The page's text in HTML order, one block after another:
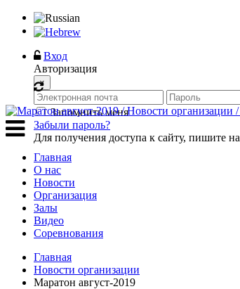
Вход
Авторизация
×
Запомнить меня
Забыли пароль?
Для получения доступа к сайту, пишите на
Главная
О нас
Новости
Организация
Залы
Видео
Соревнования
Главная
Новости организации
Маратон август-2019